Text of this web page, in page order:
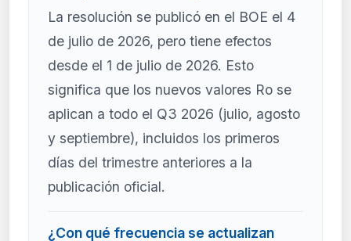
La resolución se publicó en el BOE el 4
de julio de 2026, pero tiene efectos
desde el 1 de julio de 2026. Esto
significa que los nuevos valores Ro se
aplican a todo el Q3 2026 (julio, agosto
y septiembre), incluidos los primeros
días del trimestre anteriores a la
publicación oficial.
¿Con qué frecuencia se actualizan